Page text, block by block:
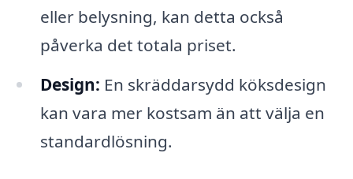
eller belysning, kan detta också
påverka det totala priset.
Design: En skräddarsydd köksdesign
kan vara mer kostsam än att välja en
standardlösning.